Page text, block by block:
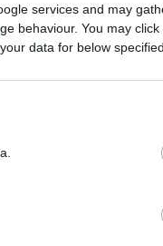
services and may
behaviour. You may
data for belowAmit
Amit
AZT
Az